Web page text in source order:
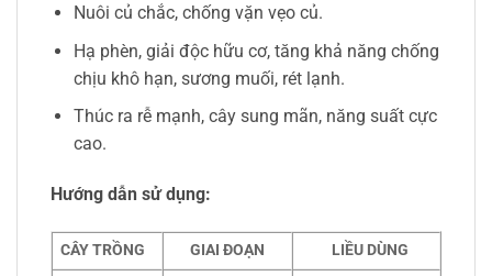
Nuôi củ chắc, chống vặn vẹo củ.
Hạ phèn, giải độc hữu cơ, tăng khả năng chống
chịu khô hạn, sương muối, rét lạnh.
Thúc ra rễ mạnh, cây sung mãn, năng suất cực
cao.
Hướng dẫn sử dụng:
CÂY TRỒNG GIAI ĐOẠN LIỀU DÙNG